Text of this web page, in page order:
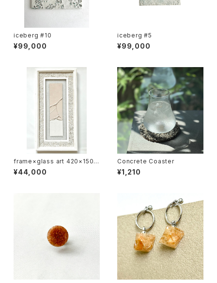
iceberg #10
¥99,000
iceberg #5
¥99,000
frame×glass art 420×150
②
¥44,000
Concrete Coaster
¥1,210